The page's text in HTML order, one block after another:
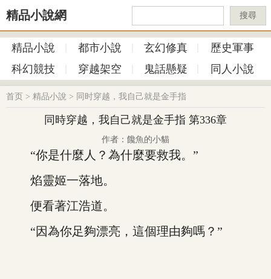
精品小說網 搜尋
精品小說 都市小說 玄幻修真
歷史軍事
科幻競技
穿越架空 鬼話懸疑 同人小說
首页 > 精品小說 > 同时穿越，我自己就是金手指
同時穿越，我自己就是金手指 第336章
作者：饞魚的小貓
“你是什麼人？為什麼要救我。”
焰靈姬一落地。
便看著江浩道。
“因為你足夠漂亮，這個理由夠嗎？”